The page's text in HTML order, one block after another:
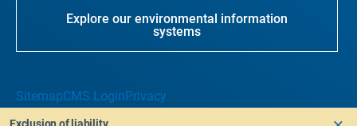
Explore our environmental information
systems
SitemapCMS LoginPrivacy
Exclusion of liability